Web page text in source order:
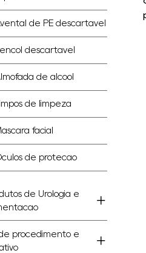
de PE descartável
descartável
de álcool
de limpeza
facial
de proteção
de Urologia e
procedimento e